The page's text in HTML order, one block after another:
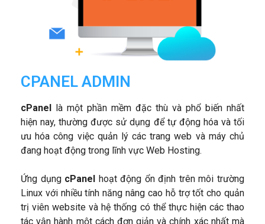
CPANEL ADMIN
cPanel
là một phần mềm đặc thù và phổ biến nhất
hiện nay, thường được sử dụng để tự động hóa và tối
ưu hóa công việc quản lý các trang web và máy chủ
đang hoạt động trong lĩnh vực Web Hosting.
Ứng dụng cPanel
hoạt động ổn định trên môi trường
Linux với nhiều tính năng nâng cao hỗ trợ tốt cho quản
trị viên website và hệ thống có thể thực hiện các thao
tác vận hành một cách đơn giản và chính xác nhất mà